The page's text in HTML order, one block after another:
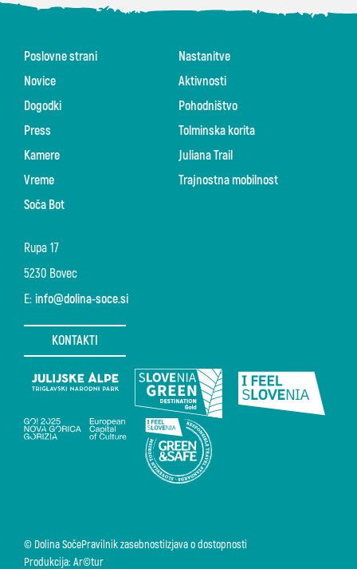
Rupa 17
5230 Bovec
E: info@dolina-soce.si
KONTAKTI
Poslovne strani
Novice
Dogodki
Press
Kamere
Vreme
Soča Bot
Nastanitve
Aktivnosti
Pohodništvo
Tolminska korita
Juliana Trail
Trajnostna mobilnost
© Dolina SočePravilnik zasebnostiIzjava o dostopnosti
Produkcija: Ar©tur